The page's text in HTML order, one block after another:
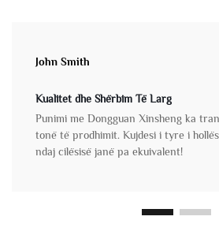
John Smith
Kualitet dhe Shërbim Të Larg
Punimi me Dongguan Xinsheng ka
tonë të prodhimit. Kujdesi i tyre i
ndaj cilësisë janë pa ekuivalent!